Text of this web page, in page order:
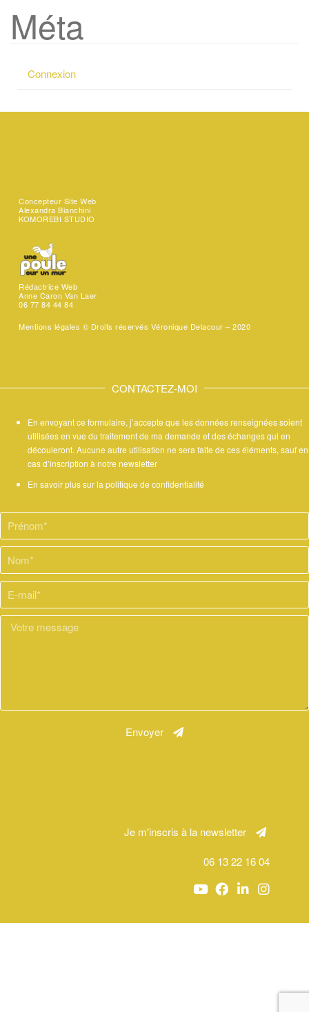
Méta
Connexion
Concepteur Site Web
Alexandra Bianchini
KOMOREBI STUDIO
Rédactrice Web
Anne Caron Van Laer
06 77 84 44 84
Mentions légales © Droits réservés Véronique Delacour – 2020
CONTACTEZ-MOI
En envoyant ce formulaire, j’accepte que les données renseignées soient
utilisées en vue du traitement de ma demande et des échanges qui en
découleront. Aucune autre utilisation ne sera faite de ces éléments, sauf en
cas d’inscription à notre newsletter
En savoir plus sur la politique de confidentialité
Envoyer
Je m'inscris à la newsletter
06 13 22 16 04